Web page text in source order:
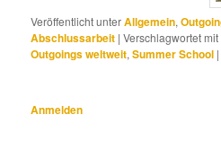
Veröffentlicht unterAllgemein,
Abschlussarbeit |Verschlagwortet mit
Outgoings weltweit,Summer School
Anmelden